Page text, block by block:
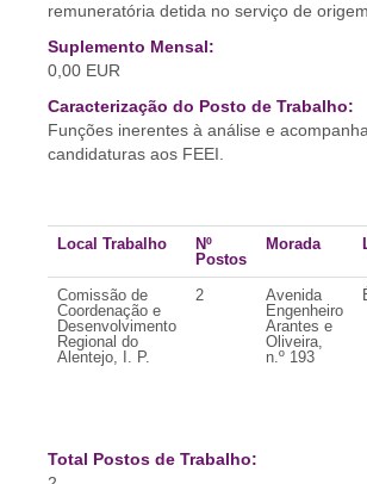
remuneratória detida no serviço de origem.
Suplemento Mensal:
0,00 EUR
Caracterização do Posto de Trabalho:
Funções inerentes à análise e
candidaturas aos FEEI.
Local Trabalho
Nº
Postos
Morada
Comissão de
Coordenação e
Desenvolvimento
Regional do
Alentejo, I. P.
2
Avenida
Engenheiro
Arantes e
Oliveira,
n.º 193
Total Postos de Trabalho: